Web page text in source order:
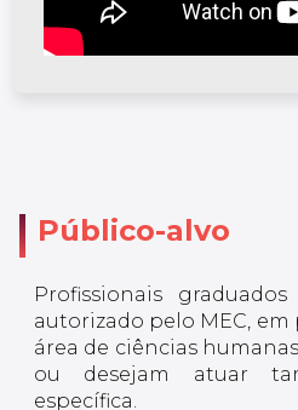
Público-alvo
Profissionais
autorizado pelo MEC,
área de ciências
ou desejam atuar
específica.